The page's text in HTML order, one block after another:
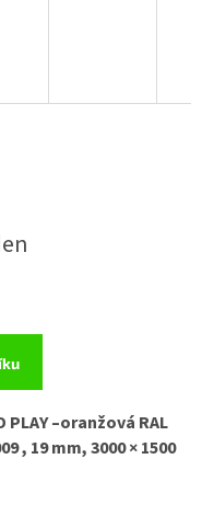
–oranžová RAL
, 19 mm, 3000 × 1500